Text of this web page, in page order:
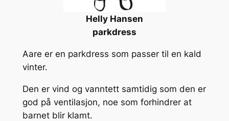
Helly Hansen
parkdress
Aare er en parkdress som passer til en kald
vinter.
Den er vind og vanntett samtidig som den er
god på ventilasjon, noe som forhindrer at
barnet blir klamt.